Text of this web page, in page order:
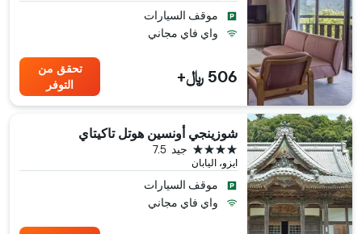
موقف السيارات
واي فاي مجاني
506 ﷼+
تحقق من
التوفر
شوزينجي أونسين هوتل تاكيتاي
ايزو، اليابان
7.5 جيد 4 نجوم
موقف السيارات
واي فاي مجاني